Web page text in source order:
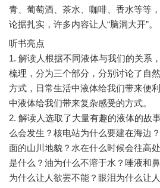
青、葡萄酒、茶水、咖啡、香水等等
听书亮点
1. 解读人根据不同液体与我们的关系
梳理，分为三个部分，分别讨论了自
方式，日常生活中液体给我们带来便
中液体给我们带来复杂感受的方式。
2. 解读人选取了大量有趣的液体的故
么会发生？核电站为什么要建在海边
面的山川地貌？水在什么时候会往高
是什么？油为什么不溶于水？唾液和